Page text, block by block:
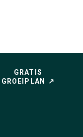
GRATIS
GROEIPLAN